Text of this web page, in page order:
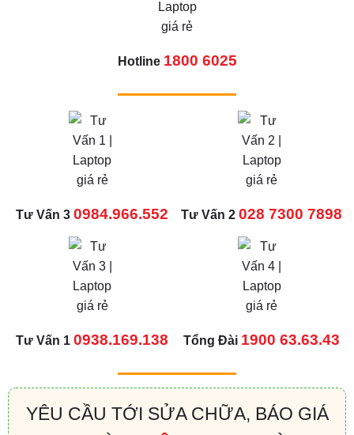
Hotline 1800 6025
Tư Vấn 3 0984.966.552 Tư Vấn 2 028 7300 7898
Tư Vấn 1 0938.169.138 Tổng Đài 1900 63.63.43
YÊU CẦU TỚI SỬA CHỮA, BÁO GIÁ